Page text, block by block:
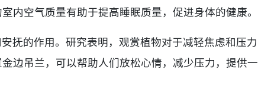
内空气质量有助于提高睡眠质量，促进身体的健康。
抚的作用。研究表明，观赏植物对于减轻焦虑和压力
边吊兰，可以帮助人们放松心情，减少压力，提供一